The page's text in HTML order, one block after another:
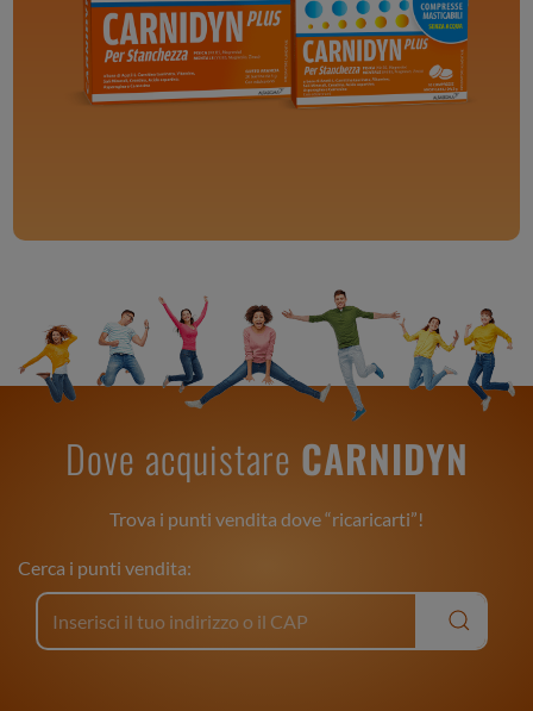
Dove acquistare CARNIDYN
Trova i punti vendita dove “ricaricarti”!
Cerca i punti vendita: